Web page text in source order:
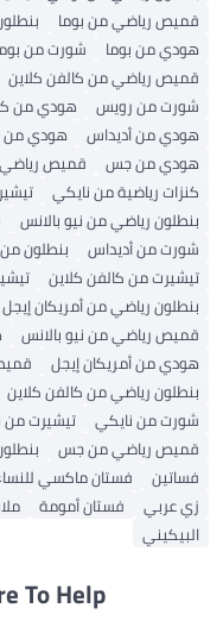
قميص رياضي من بوما
هودي من بوما
شورت من
قميص رياضي من كالفن كلاين
شورت من رويس
هودي من
هودي من أديداس
هودي من
هودي من جس
قميص
كنزات رياضية من نايكي
بنطلون رياضي من نيو بالانس
شورت من أديداس
بنطلون
تيشيرت من كالفن كلاين
بنطلون رياضي من أمريكان إيجل
قميص رياضي من نيو بالانس
هودي من أمريكان إيجل
بنطلون رياضي من كالفن كلاين
شورت من نايكي
تيشيرت من
قميص رياضي من جس
فساتين
فستان ماكسي
زي عربي
فستان أمومة
البيكيني
To Help